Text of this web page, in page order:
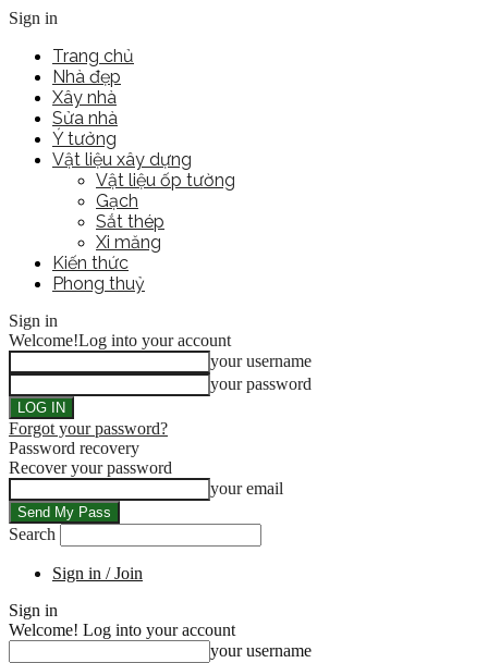
Sign in
Trang chủ
Nhà đẹp
Xây nhà
Sửa nhà
Ý tưởng
Vật liệu xây dựng
Vật liệu ốp tường
Gạch
Sắt thép
Xi măng
Kiến thức
Phong thuỷ
Sign in
Welcome!Log into your account
your username
your password
Forgot your password?
Password recovery
Recover your password
your email
Search
Sign in / Join
Sign in
Welcome! Log into your account
your username